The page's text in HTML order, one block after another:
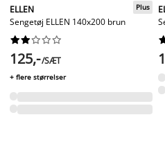
ELLEN
Sengetøj ELLEN 140x200 brun
Plus






125,-/SÆT
+ flere størrelser